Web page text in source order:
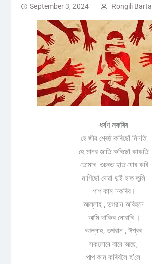
September 3, 2024 Rongili Barta
ধৰ্ষণ নকৰিব
হে জীৱ শ্ৰেষ্ঠ কৰিছোঁ মিনতি
হে মানৱ জাতি কৰিছোঁ কাকতি
তোমাৰ ওচৰত হাত যোৰ কৰি
মাগিছো দোৱা দুই হাত তুলি
পাপ কাম নকৰিব।
আল্লাহ , ভগৱান অবিহনে
আমি থাকিব নোৱাৰি ।
আল্লাহ, ভগৱান , ঈশ্বৰ
সকলোৰে বাবে আছে,
পাপ কাম কৰিবলৈ হ’লে